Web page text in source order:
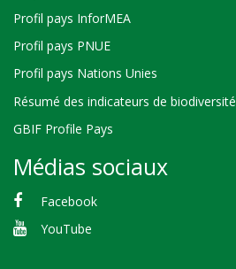
Profil pays InforMEA
Profil pays PNUE
Profil pays Nations Unies
Résumé des indicateurs de biodiversité
GBIF Profile Pays
Médias sociaux
Facebook
YouTube